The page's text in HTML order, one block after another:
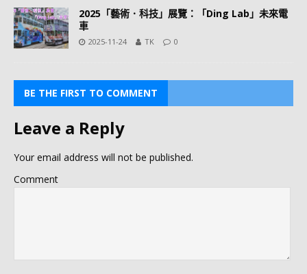
2025「藝術．科技」展覽：「Ding Lab」未來電
車
2025-11-24 TK 0
BE THE FIRST TO COMMENT
Leave a Reply
Your email address will not be published.
Comment